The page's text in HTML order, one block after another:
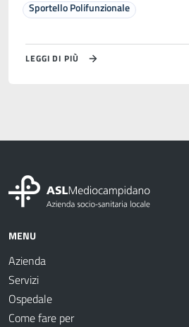
Sportello Polifunzionale
LEGGI DI PIÙ
MENU
Azienda
Servizi
Ospedale
Come fare per